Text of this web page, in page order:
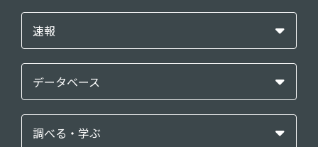
速報
データベース
調べる・学ぶ